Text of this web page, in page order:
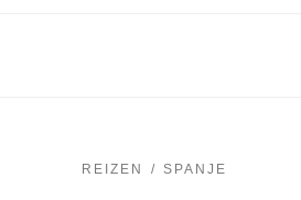
REIZEN SPANJE